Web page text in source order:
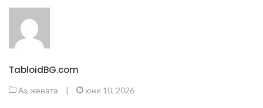
TabloidBG.com
Аз, жената | юни 10, 2026